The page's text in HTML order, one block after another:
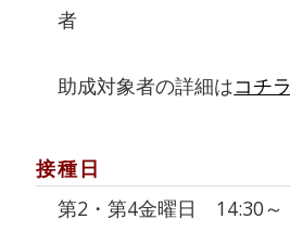
者
助成対象者の詳細はコチラ
接種日
第2・第4金曜日 14:30～